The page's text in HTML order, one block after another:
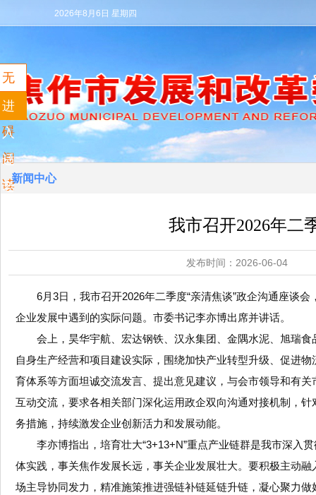
2026年8月6日 星期四
无
障
碍
阅
读
进
入
适
老
新闻中心
我市召开2026年二
发布时间：2026-
6月3日，我市召开2026年二季度“亲清焦谈”政企沟通座谈
企业发展中遇到的实际问题。市委书记李亦博出席并讲话。
会上，昊华宇航、宏达钢铁、汉永集团、金隅水泥、旭瑞
自身生产经营和项目建设实际，围绕加快产业转型升级、促进
育体系等方面坦诚交流发言、提出意见建议，与会市领导和有
互动交流，要求各相关部门深化运用政企双向沟通对接机制，
务措施，持续激发企业创新活力和发展动能。
李亦博指出，培育壮大“3+13+N”重点产业链群是我市深入
体实践，事关焦作发展长远，事关企业发展壮大。要积极主动
场主导协同发力，精准施策推进强链补链延链升链，凝心聚力做